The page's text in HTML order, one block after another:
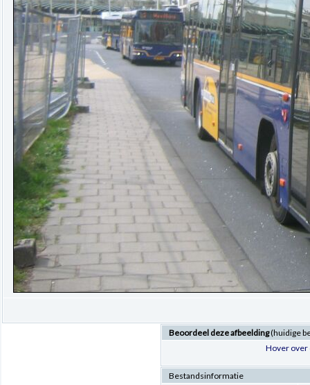
Beoordeel deze afbeelding(huidige
Hover over
Bestandsinformatie